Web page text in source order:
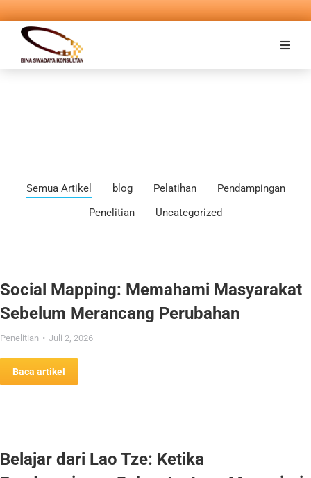
Semua Artikel blog Pelatihan
Pendampingan
Penelitian
Uncategorized
Social Mapping: Memahami Masyarakat
Sebelum Merancang Perubahan
Penelitian Juli 2, 2026
Baca artikel
Belajar dari Lao Tze: Ketika